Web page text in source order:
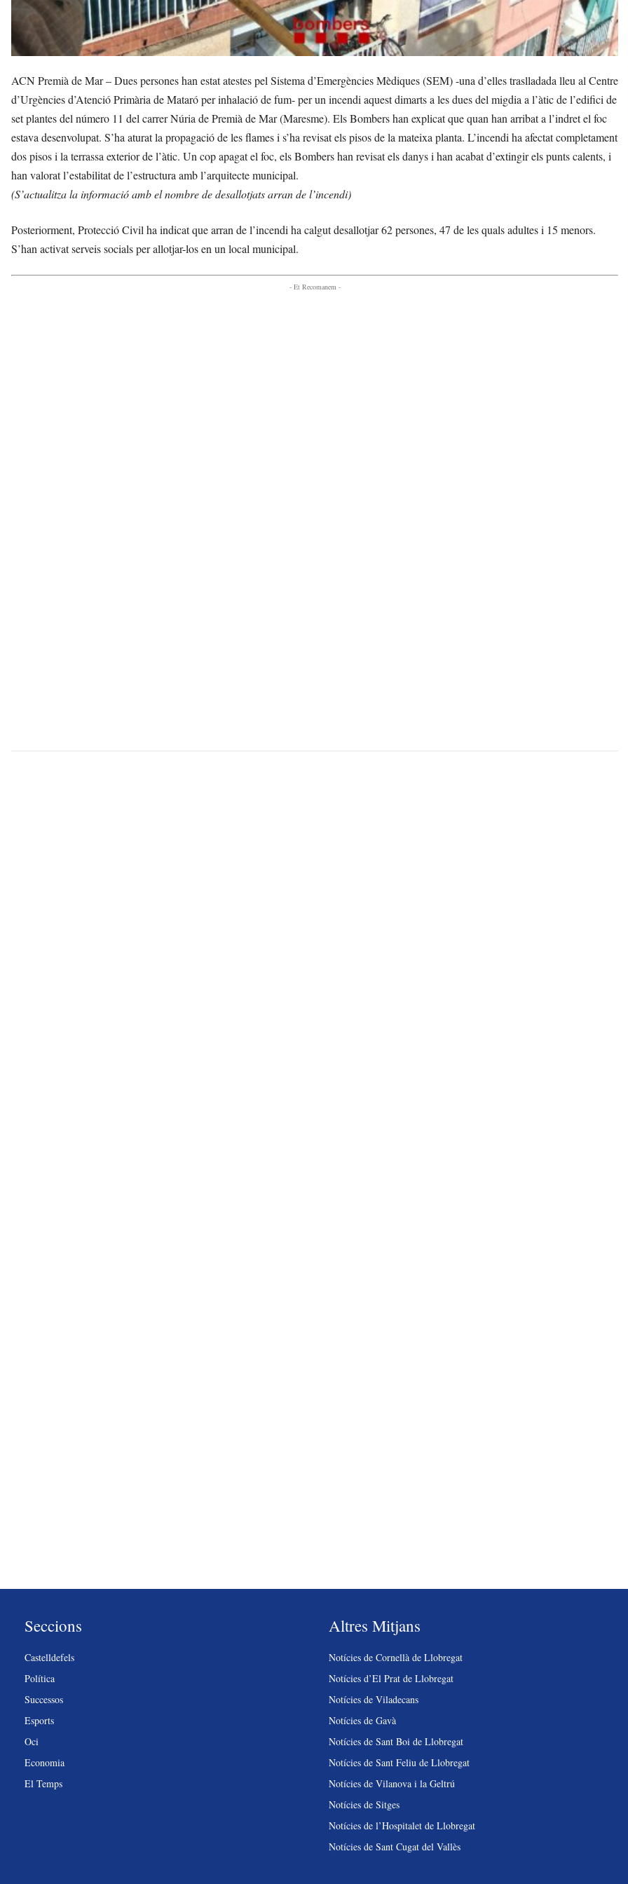
ACN Premià de Mar – Dues persones han estat atestes pel Sistema d’Emergències Mèdiques (SEM) -una d’elles traslladada lleu al Centre
d’Urgències d’Atenció Primària de Mataró per inhalació de fum- per un incendi aquest dimarts a les dues del migdia a l’àtic de l’edifici de
set plantes del número 11 del carrer Núria de Premià de Mar (Maresme). Els Bombers han explicat que quan han arribat a l’indret el foc
estava desenvolupat. S’ha aturat la propagació de les flames i s’ha revisat els pisos de la mateixa planta. L’incendi ha afectat completament
dos pisos i la terrassa exterior de l’àtic. Un cop apagat el foc, els Bombers han revisat els danys i han acabat d’extingir els punts calents, i
han valorat l’estabilitat de l’estructura amb l’arquitecte municipal.
(S’actualitza la informació amb el nombre de desallotjats arran de l’incendi)
Posteriorment, Protecció Civil ha indicat que arran de l’incendi ha calgut desallotjar 62 persones, 47 de les quals adultes i 15 menors.
S’han activat serveis socials per allotjar-los en un local municipal.
- Et Recomanem -
Seccions
Castelldefels
Política
Successos
Esports
Oci
Economia
El Temps
Altres Mitjans
Notícies de Cornellà de Llobregat
Notícies d’El Prat de Llobregat
Notícies de Viladecans
Notícies de Gavà
Notícies de Sant Boi de Llobregat
Notícies de Sant Feliu de Llobregat
Notícies de Vilanova i la Geltrú
Notícies de Sitges
Notícies de l’Hospitalet de Llobregat
Notícies de Sant Cugat del Vallès